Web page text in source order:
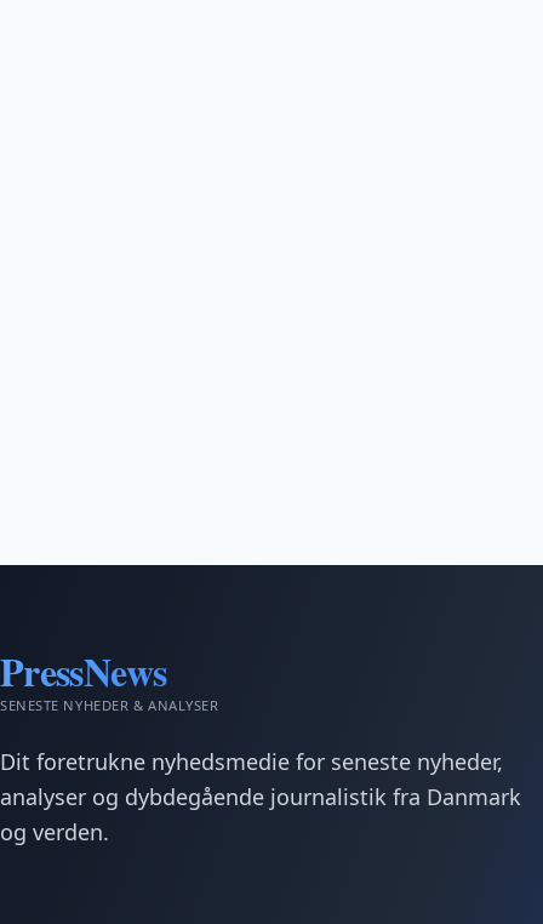
PressNews
SENESTE NYHEDER & ANALYSER
Dit foretrukne nyhedsmedie for seneste nyheder,
analyser og dybdegående journalistik fra Danmark
og verden.